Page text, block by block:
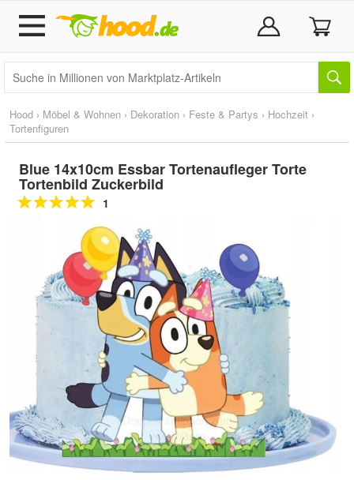
Hood › Möbel & Wohnen › Dekoration › Feste & Partys › Hochzeit ›
Tortenfiguren
Blue 14x10cm Essbar Tortenaufleger Torte
Tortenbild Zuckerbild
1
Doppelt antippen zum
vergrößern